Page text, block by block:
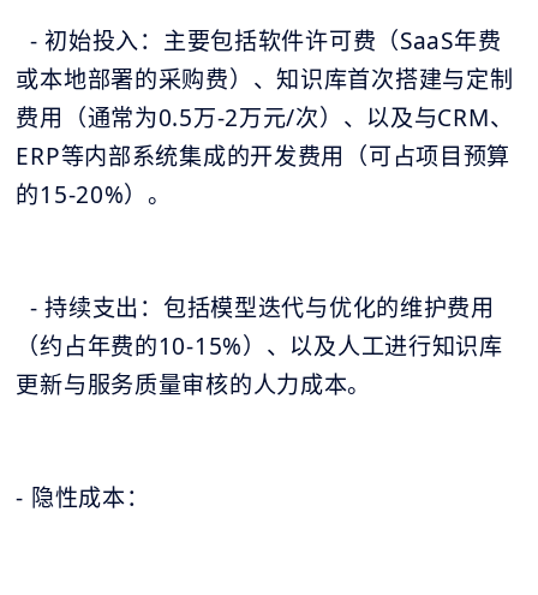
- 初始投入：主要包括软件许可费（SaaS年费
或本地部署的采购费）、知识库首次搭建与定制
费用（通常为0.5万-2万元/次）、以及与CRM、
ERP等内部系统集成的开发费用（可占项目预算
的15-20%）。
- 持续支出：包括模型迭代与优化的维护费用
（约占年费的10-15%）、以及人工进行知识库
更新与服务质量审核的人力成本。
- 隐性成本：